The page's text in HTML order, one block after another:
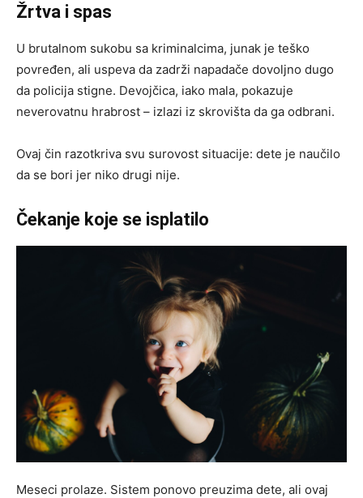
Žrtva i spas
U brutalnom sukobu sa kriminalcima, junak je teško
povređen, ali uspeva da zadrži napadače dovoljno dugo
da policija stigne. Devojčica, iako mala, pokazuje
neverovatnu hrabrost – izlazi iz skrovišta da ga odbrani.
Ovaj čin razotkriva svu surovost situacije: dete je naučilo
da se bori jer niko drugi nije.
Čekanje koje se isplatilo
Meseci prolaze. Sistem ponovo preuzima dete, ali ovaj